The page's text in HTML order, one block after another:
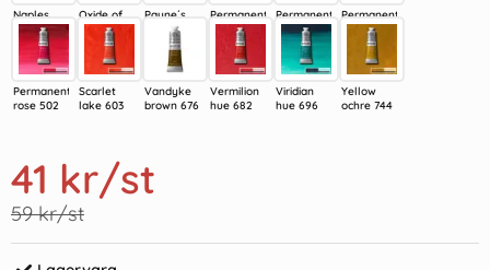
Naples
yellow
hue 422
Oxide of
chromium
Payne´s
gray 465
Permanent
alizarin
crimson
Permanent
crimson
lake 478
Permanent
geranium
lake 480
Permanent
rose 502
Scarlet
lake 603
Vandyke
brown 676
Vermilion
hue 682
Viridian
hue 696
Yellow
ochre 744
41 kr/st
59 kr/st